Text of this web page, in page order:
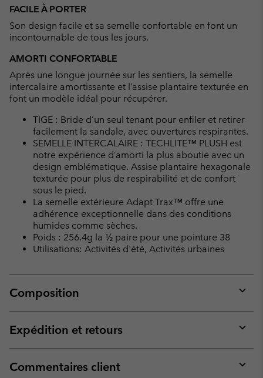
FACILE À PORTER
Son design facile et sa semelle confortable en font un
incontournable de tous les jours.
AMORTI CONFORTABLE
Après une longue journée sur les sentiers, la semelle
intercalaire amortissante et l’assise plantaire texturée en
font un modèle idéal pour récupérer.
TIGE : Bride d’un seul tenant pour enfiler et retirer
facilement la sandale, avec ouvertures respirantes.
SEMELLE INTERCALAIRE : TECHLITE™ PLUSH est
notre expérience d’amorti la plus aboutie avec un
design emblématique. Assise plantaire hexagonale
texturée pour plus de respirabilité et de confort
sous le pied.
La semelle extérieure Adapt Trax™ offre une
adhérence exceptionnelle dans des conditions
humides comme sèches.
Poids : 256.4g la ½ paire pour une pointure 38
Utilisations: Activités d'été, Activités urbaines
Composition
or
Expédition et retours
or
Commentaires client